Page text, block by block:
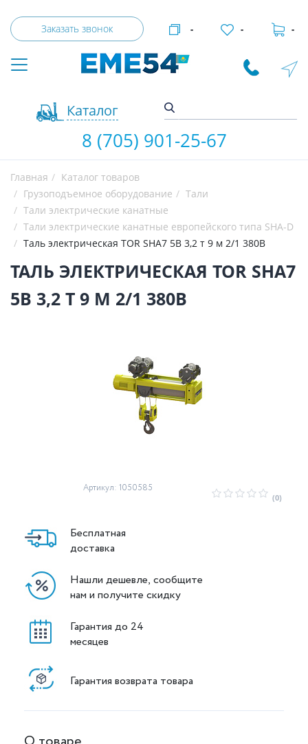
Заказать звонок
Каталог
- - -
8 (705) 901-25-67
Главная
Каталог товаров
Грузоподъемное оборудование
Тали
Тали электрические канатные
Тали электрические канатные европейского типа SHA-D
Таль электрическая TOR SHA7 5B 3,2 т 9 м 2/1 380В
ТАЛЬ ЭЛЕКТРИЧЕСКАЯ TOR SHA7
5B 3,2 Т 9 М 2/1 380В
Артикул: 1050585
(0)
Бесплатная
доставка
Нашли дешевле, сообщите
нам и получите скидку
Гарантия до 24
месяцев
Гарантия возврата товара